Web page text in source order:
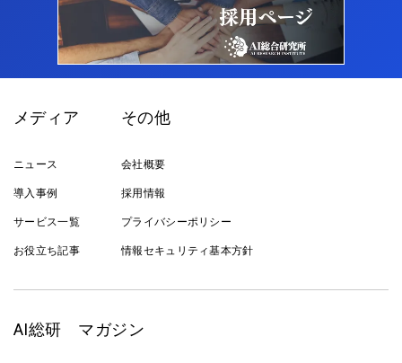
メディア
ニュース
導入事例
サービス一覧
お役立ち記事
その他
会社概要
採用情報
プライバシーポリシー
情報セキュリティ基本方針
AI総研 マガジン